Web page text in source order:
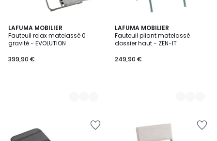
LAFUMA MOBILIER
Fauteuil relax matelassé 0
gravité - EVOLUTION
399,90 €
3
Couleurs
LAFUMA MOBILIER
Fauteuil pliant matelassé
dossier haut - ZEN-IT
249,90 €
2
Couleurs